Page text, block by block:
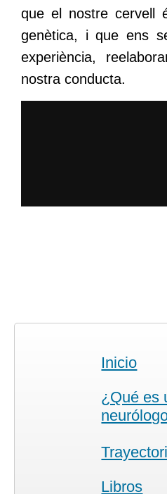
que el nostre cervell
genètica, i que ens
experiència,
nostra conducta.
Inicio
¿Qué es
Libros